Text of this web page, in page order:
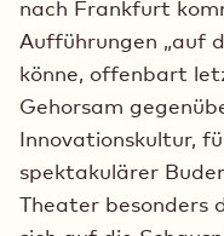
nach Frankfurt
Aufführungen „auf
könne, offenbart
Gehorsam
Innovationskultur,
spektakulärer
Theater besonders